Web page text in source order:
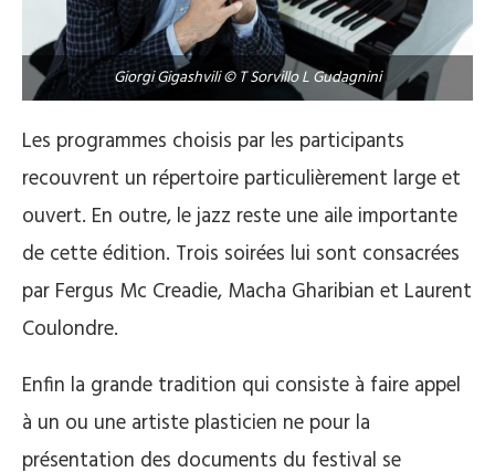
Giorgi Gigashvili © T Sorvillo L Gudagnini
Les programmes choisis par les participants
recouvrent un répertoire particulièrement large et
ouvert. En outre, le jazz reste une aile importante
de cette édition. Trois soirées lui sont consacrées
par Fergus Mc Creadie, Macha Gharibian et Laurent
Coulondre.
Enfin la grande tradition qui consiste à faire appel
à un ou une artiste plasticien ne pour la
présentation des documents du festival se